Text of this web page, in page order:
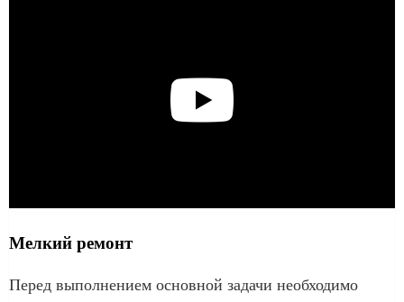
Мелкий ремонт
Перед выполнением основной задачи необходимо